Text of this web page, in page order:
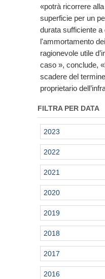
«potrà ricorrere
superficie per un
durata sufficiente a
l'ammortamento
ragionevole utile
caso », conclude,
scadere del
proprietario
FILTRA PER DATA
2023
2022
2021
2020
2019
2018
2017
2016